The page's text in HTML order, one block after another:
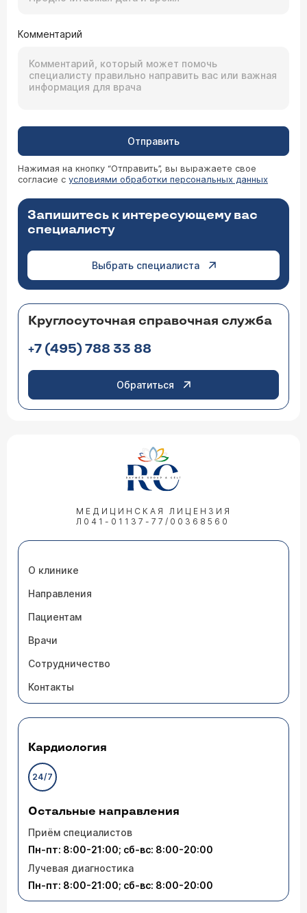
Комментарий
Отправить
Нажимая на кнопку “Отправить”, вы выражаете свое
согласие с условиями обработки персональных данных
Запишитесь к интересующему вас
специалисту
Выбрать специалиста
Круглосуточная справочная служба
+7 (495) 788 33 88
Обратиться
МЕДИЦИНСКАЯ ЛИЦЕНЗИЯ
Л041-01137-77/00368560
О клинике
Направления
Пациентам
Врачи
Сотрудничество
Контакты
Кардиология
24/7
Остальные направления
Приём специалистов
Пн-пт: 8:00-21:00; сб-вс: 8:00-20:00
Лучевая диагностика
Пн-пт: 8:00-21:00; сб-вс: 8:00-20:00